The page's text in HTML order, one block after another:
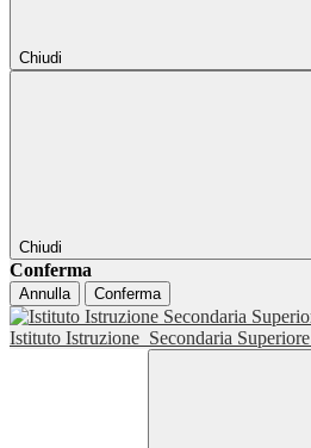
Chiudi
Chiudi
Conferma
Annulla Conferma
Istituto Istruzione Secondaria Superiore